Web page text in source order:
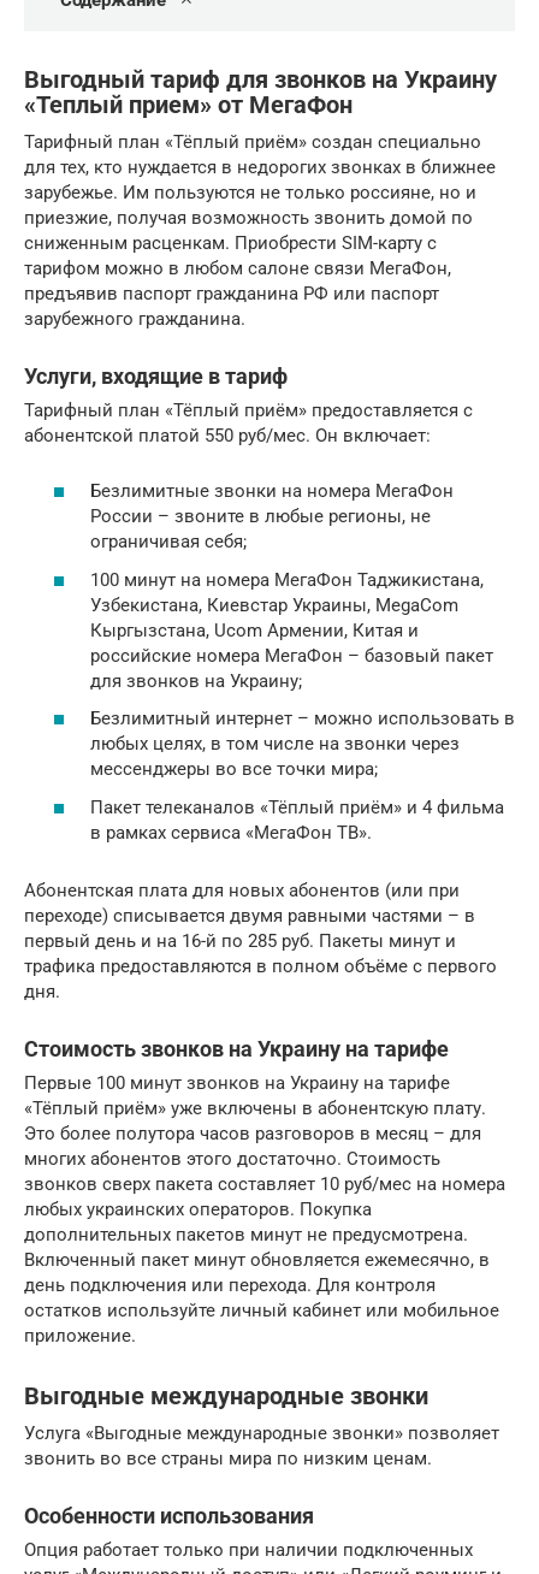
Выгодный тариф для звонков на Украину
«Теплый прием» от МегаФон
Тарифный план «Тёплый приём» создан специально
для тех, кто нуждается в недорогих звонках в ближнее
зарубежье. Им пользуются не только россияне, но и
приезжие, получая возможность звонить домой по
сниженным расценкам. Приобрести SIM-карту с
тарифом можно в любом салоне связи МегаФон,
предъявив паспорт гражданина РФ или паспорт
зарубежного гражданина.
Услуги, входящие в тариф
Тарифный план «Тёплый приём» предоставляется с
абонентской платой 550 руб/мес. Он включает:
Безлимитные звонки на номера МегаФон
России – звоните в любые регионы, не
ограничивая себя;
100 минут на номера МегаФон Таджикистана,
Узбекистана, Киевстар Украины, MegaCom
Кыргызстана, Ucom Армении, Китая и
российские номера МегаФон – базовый пакет
для звонков на Украину;
Безлимитный интернет – можно использовать в
любых целях, в том числе на звонки через
мессенджеры во все точки мира;
Пакет телеканалов «Тёплый приём» и 4 фильма
в рамках сервиса «МегаФон ТВ».
Абонентская плата для новых абонентов (или при
переходе) списывается двумя равными частями – в
первый день и на 16-й по 285 руб. Пакеты минут и
трафика предоставляются в полном объёме с первого
дня.
Стоимость звонков на Украину на тарифе
Первые 100 минут звонков на Украину на тарифе
«Тёплый приём» уже включены в абонентскую плату.
Это более полутора часов разговоров в месяц – для
многих абонентов этого достаточно. Стоимость
звонков сверх пакета составляет 10 руб/мес на номера
любых украинских операторов. Покупка
дополнительных пакетов минут не предусмотрена.
Включенный пакет минут обновляется ежемесячно, в
день подключения или перехода. Для контроля
остатков используйте личный кабинет или мобильное
приложение.
Выгодные международные звонки
Услуга «Выгодные международные звонки» позволяет
звонить во все страны мира по низким ценам.
Особенности использования
Опция работает только при наличии подключенных